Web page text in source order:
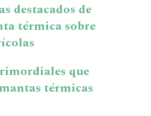
destacados de
térmica sobre
que
térmicas